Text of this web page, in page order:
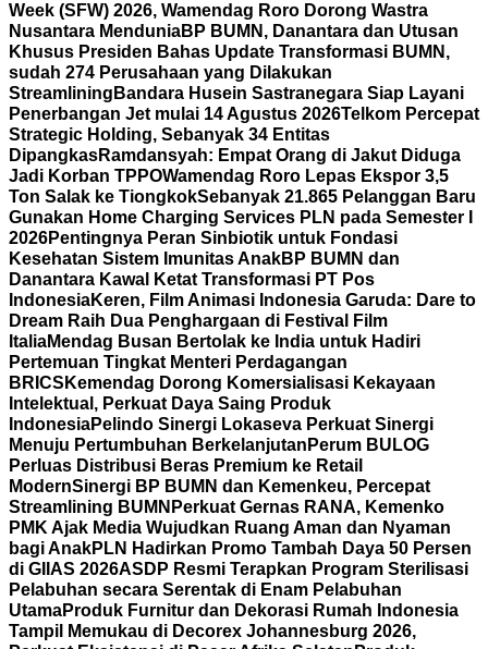
Week (SFW) 2026, Wamendag Roro Dorong Wastra
Nusantara MenduniaBP BUMN, Danantara dan Utusan
Khusus Presiden Bahas Update Transformasi BUMN,
sudah 274 Perusahaan yang Dilakukan
Streamlining Bandara Husein Sastranegara Siap Layani
Penerbangan Jet mulai 14 Agustus 2026Telkom Percepat
Strategic Holding, Sebanyak 34 Entitas
DipangkasRamdansyah: Empat Orang di Jakut Diduga
Jadi Korban TPPOWamendag Roro Lepas Ekspor 3,5
Ton Salak ke TiongkokSebanyak 21.865 Pelanggan Baru
Gunakan Home Charging Services PLN pada Semester I
2026Pentingnya Peran Sinbiotik untuk Fondasi
Kesehatan Sistem Imunitas AnakBP BUMN dan
Danantara Kawal Ketat Transformasi PT Pos
IndonesiaKeren, Film Animasi Indonesia Garuda: Dare to
Dream Raih Dua Penghargaan di Festival Film
ItaliaMendag Busan Bertolak ke India untuk Hadiri
Pertemuan Tingkat Menteri Perdagangan
BRICS Kemendag Dorong Komersialisasi Kekayaan
Intelektual, Perkuat Daya Saing Produk
IndonesiaPelindo Sinergi Lokaseva Perkuat Sinergi
Menuju Pertumbuhan Berkelanjutan Perum BULOG
Perluas Distribusi Beras Premium ke Retail
ModernSinergi BP BUMN dan Kemenkeu, Percepat
Streamlining BUMN Perkuat Gernas RANA, Kemenko
PMK Ajak Media Wujudkan Ruang Aman dan Nyaman
bagi AnakPLN Hadirkan Promo Tambah Daya 50 Persen
di GIIAS 2026ASDP Resmi Terapkan Program Sterilisasi
Pelabuhan secara Serentak di Enam Pelabuhan
UtamaProduk Furnitur dan Dekorasi Rumah Indonesia
Tampil Memukau di Decorex Johannesburg 2026,